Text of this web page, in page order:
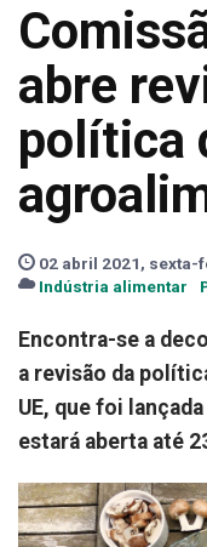
abre
política
02 abril 2021, sexta-
Indústria alimentar
Encontra-se a
a revisão da
UE, que foi
estará aberta até